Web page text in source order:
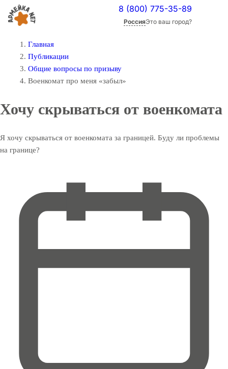
8 (800) 775-35-89
РоссияЭто ваш город?
Главная
Публикации
Общие вопросы по призыву
Военкомат про меня «забыл»
Хочу скрываться от военкомата
Я хочу скрываться от военкомата за границей. Буду ли проблемы
на границе?